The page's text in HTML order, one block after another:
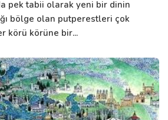
pek tabii olarak yeni bir dinin
bölge olan putperestleri çok
körü körüne bir...